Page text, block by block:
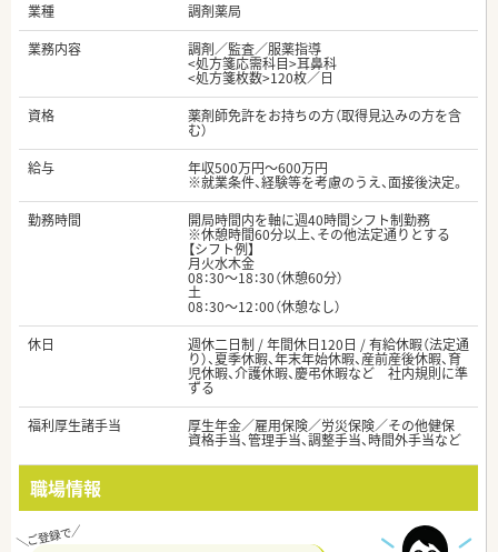
業種
調剤薬局
業務内容
調剤／監査／服薬指導
<処方箋応需科目>耳鼻科
<処方箋枚数>120枚／日
資格
薬剤師免許をお持ちの方（取得見込みの方を含
む）
給与
年収500万円～600万円
※就業条件、経験等を考慮のうえ、面接後決定。
勤務時間
開局時間内を軸に週40時間シフト制勤務
※休憩時間60分以上、その他法定通りとする
【シフト例】
月火水木金
08：30～18：30（休憩60分）
土
08：30～12：00（休憩なし）
休日
週休二日制 / 年間休日120日 / 有給休暇（法定通
り）、夏季休暇、年末年始休暇、産前産後休暇、育
児休暇、介護休暇、慶弔休暇など 社内規則に準
ずる
福利厚生諸手当
厚生年金／雇用保険／労災保険／その他健保
資格手当、管理手当、調整手当、時間外手当など
職場情報